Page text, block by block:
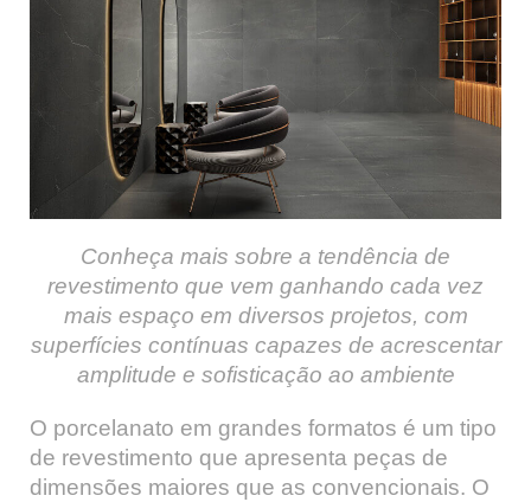
Conheça mais sobre a tendência de
revestimento que vem ganhando cada vez
mais espaço em diversos projetos, com
superfícies contínuas capazes de acrescentar
amplitude e sofisticação ao ambiente
O porcelanato em grandes formatos é um tipo
de revestimento que apresenta peças de
dimensões maiores que as convencionais. O